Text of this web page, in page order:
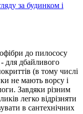
за будинком і
до пилососу
для дбайливого
(в тому числі
не мають ворсу і
Завдяки різним
легко відрізняти
в сантехнічних